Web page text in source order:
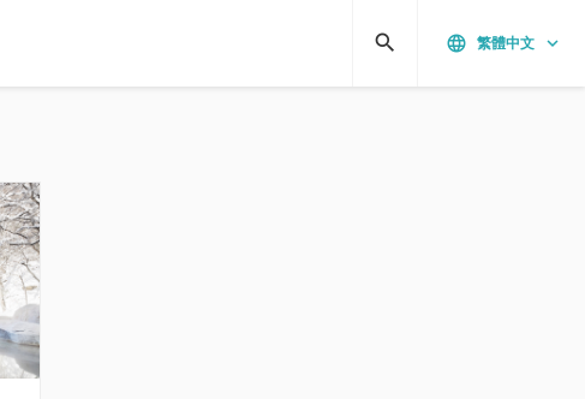
language 繁體中文 keyboard_arrow_down
search